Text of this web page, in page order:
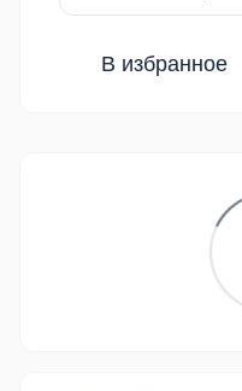
В избранное